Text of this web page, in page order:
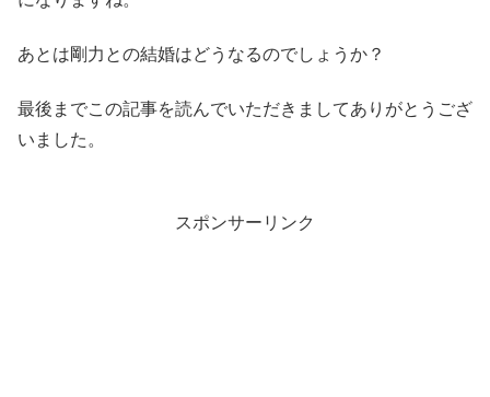
あとは剛力との結婚はどうなるのでしょうか？
最後までこの記事を読んでいただきましてありがとうござ
いました。
スポンサーリンク